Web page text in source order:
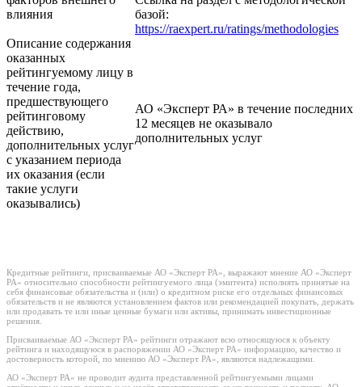
влияния
базой:
https://raexpert.ru/ratings/methodologies
Описание содержания
оказанных
рейтингуемому лицу в
течение года,
предшествующего
рейтинговому
действию,
дополнительных услуг
с указанием периода
их оказания (если
такие услуги
оказывались)
АО «Эксперт РА» в течение последних
12 месяцев не оказывало
дополнительных услуг
Кредитные рейтинги, присваиваемые АО «Эксперт РА», выражают мнение АО «Эксперт
РА» относительно способности рейтингуемого лица (эмитента) исполнять принятые на
себя финансовые обязательства и (или) о кредитном риске его отдельных финансовых
обязательств и не являются установлением фактов или рекомендацией покупать, держать
или продавать те или иные ценные бумаги или активы, принимать инвестиционные
решения.
Присваиваемые АО «Эксперт РА» рейтинги отражают всю относящуюся к объекту
рейтинга и находящуюся в распоряжении АО «Эксперт РА» информацию, качество и
достоверность которой, по мнению АО «Эксперт РА», являются надлежащими.
АО «Эксперт РА» не проводит аудита представленной рейтингуемыми лицами